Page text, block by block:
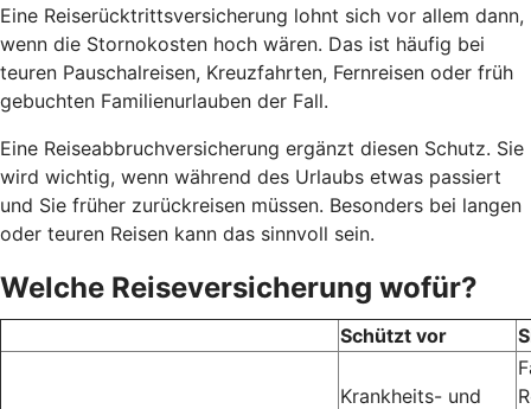
Eine Reiserücktrittsversicherung lohnt sich vor allem dann,
wenn die Stornokosten hoch wären. Das ist häufig bei
teuren Pauschalreisen, Kreuzfahrten, Fernreisen oder früh
gebuchten Familienurlauben der Fall.
Eine Reiseabbruchversicherung ergänzt diesen Schutz. Sie
wird wichtig, wenn während des Urlaubs etwas passiert
und Sie früher zurückreisen müssen. Besonders bei langen
oder teuren Reisen kann das sinnvoll sein.
Welche Reiseversicherung wofür?
Schützt vor
Krankheits- und